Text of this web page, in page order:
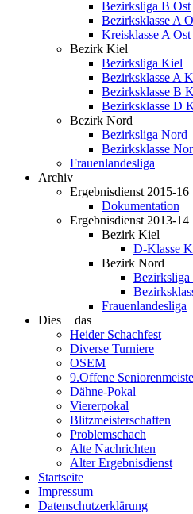
Bezirksliga B Ost
Bezirksklasse A
Kreisklasse A Ost
Bezirk Kiel
Bezirksliga Kiel
Bezirksklasse A
Bezirksklasse B
Bezirksklasse D
Bezirk Nord
Bezirksliga Nord
Bezirksklasse
Frauenlandesliga
Archiv
Ergebnisdienst 2015-16
Dokumentation
Ergebnisdienst 2013-14
Bezirk Kiel
D-Klasse
Bezirk Nord
Frauenlandesliga
Dies + das
Heider Schachfest
Diverse Turniere
OSEM
9.Offene
Dähne-Pokal
Viererpokal
Blitzmeisterschaften
Problemschach
Alte Nachrichten
Alter Ergebnisdienst
Startseite
Impressum
Datenschutzerklärung